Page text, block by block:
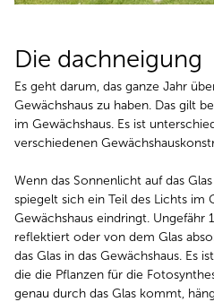
Die dachneigung
Es geht darum, das ganze Jahr
Gewächshaus zu haben. Das gilt
im Gewächshaus. Es ist
verschiedenen
Wenn das Sonnenlicht auf das
spiegelt sich ein Teil des Lichts im
Gewächshaus eindringt. Ungefähr
reflektiert oder von dem Glas
das Glas in das Gewächshaus. Es
die die Pflanzen für die
genau durch das Glas kommt,